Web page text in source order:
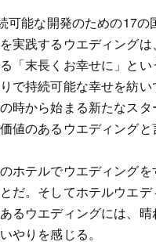
可能な開発のための17の
実践するウエディング
「末長くお幸せに」と
で持続可能な幸せを紡
時から始まる新たなスタ
値のあるウエディングと
ホテルでウエディング
だ。そしてホテルウエ
るウエディングには、
やりを感じる。